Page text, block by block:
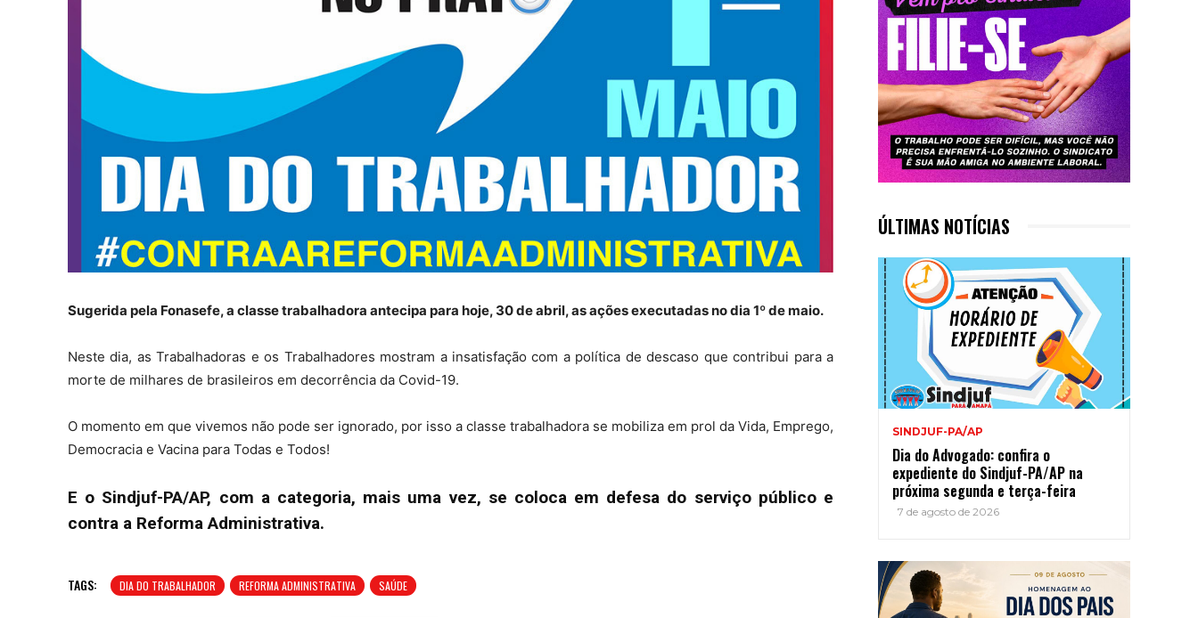
Sugerida pela Fonasefe, a classe trabalhadora antecipa para hoje, 30 de abril, as ações executadas no dia 1º de maio.
Neste dia, as Trabalhadoras e os Trabalhadores mostram a insatisfação com a política de descaso que contribui para a
morte de milhares de brasileiros em decorrência da Covid-19.
O momento em que vivemos não pode ser ignorado, por isso a classe trabalhadora se mobiliza em prol da Vida, Emprego,
Democracia e Vacina para Todas e Todos!
E o Sindjuf-PA/AP, com a categoria, mais uma vez, se coloca em defesa do serviço público e
contra a Reforma Administrativa.
TAGS: DIA DO TRABALHADOR REFORMA ADMINISTRATIVA SAÚDE
ÚLTIMAS NOTÍCIAS
SINDJUF-PA/AP
Dia do Advogado: confira o
expediente do Sindjuf-PA/AP na
próxima segunda e terça-feira
7 de agosto de 2026